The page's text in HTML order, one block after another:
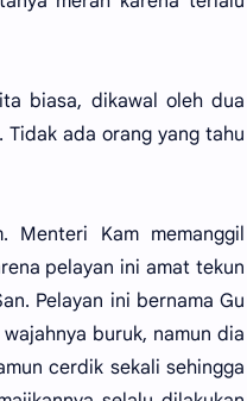
biasa, dikawal oleh dua
Tidak ada orang yang tahu
Menteri Kam memanggil
pelayan ini amat tekun
Pelayan ini bernama Gu
buruk, namun dia
cerdik sekali sehingga